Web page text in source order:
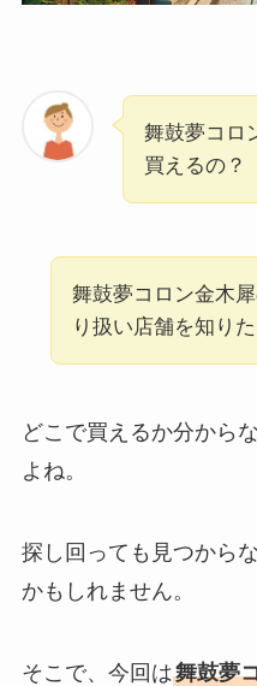
舞鼓夢コロ
買えるの？
舞鼓夢コロン金木
り扱い店舗を知りた
どこで買えるか分から
よね。
探し回っても見つから
かもしれません。
そこで、今回は舞鼓夢